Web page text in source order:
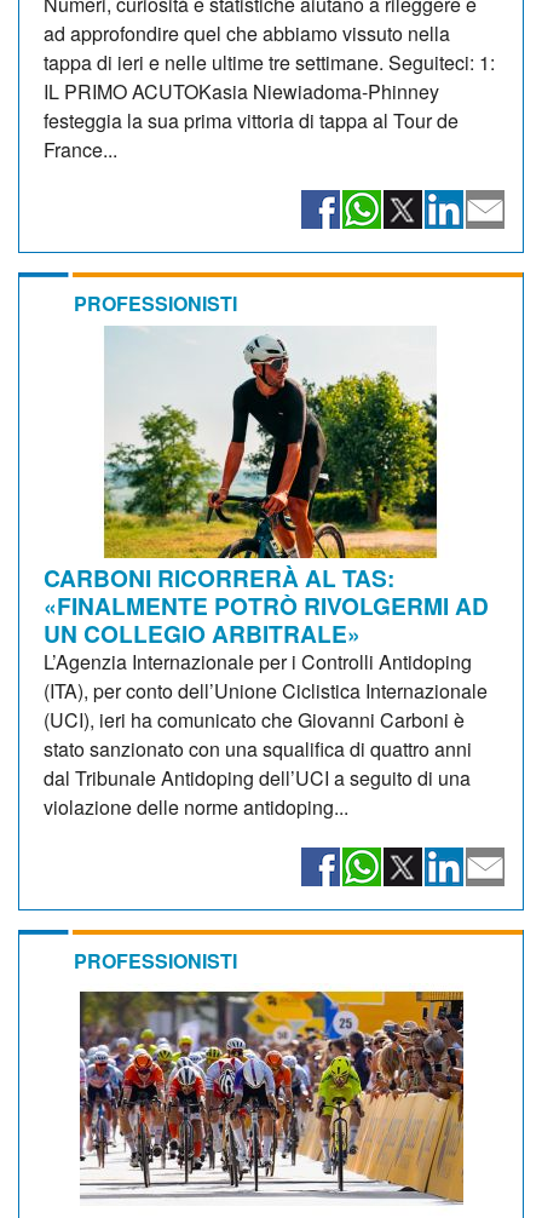
ad approfondire quel che abbiamo vissuto nella
tappa di ieri e nelle ultime tre settimane. Seguiteci: 1:
IL PRIMO ACUTOKasia Niewiadoma-Phinney
festeggia la sua prima vittoria di tappa al Tour de
France...
PROFESSIONISTI
CARBONI RICORRERÀ AL TAS:
«FINALMENTE POTRÒ RIVOLGERMI AD
UN COLLEGIO ARBITRALE»
L’Agenzia Internazionale per i Controlli Antidoping
(ITA), per conto dell’Unione Ciclistica Internazionale
(UCI), ieri ha comunicato che Giovanni Carboni è
stato sanzionato con una squalifica di quattro anni
dal Tribunale Antidoping dell’UCI a seguito di una
violazione delle norme antidoping...
PROFESSIONISTI